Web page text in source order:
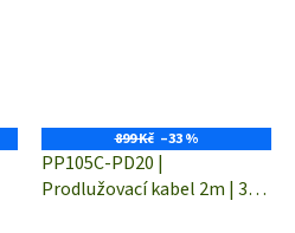
899 Kč –33 %
PP105C-PD20 |
Prodlužovací kabel 2m | 3